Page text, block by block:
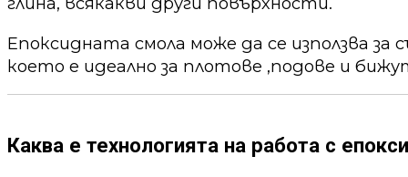
Епоксидната смола може да се използва за
което е идеално за плотове ,подове и
Каква е технологията на работа с